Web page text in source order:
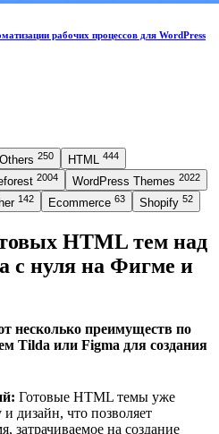
рабочих процессов для WordPress
Others 250 HTML 444
2004 WordPress Themes 2022
142 Ecommerce 63 Shopify 52
HTML тем над
с нуля на Фигме и
несколько преимуществ по
Tilda или Figma для создания
Готовые HTML темы уже
дизайн, что позволяет
затрачиваемое на создание